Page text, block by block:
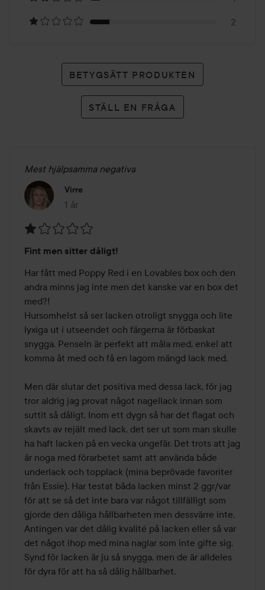
betyg
2
BETYGSÄTT PRODUKTEN
STÄLL EN FRÅGA
Mest hjälpsamma negativa
Virre
1 år
Inlägget skapades 1 år
1
av
5
Fint men sitter dåligt!
Har fått med Poppy Red i en Lovables box och den
andra minns jag inte men det kanske var en box det
med?!
Hursomhelst så ser lacken otroligt snygga och lite
lyxiga ut i utseendet och färgerna är förbaskat
snygga. Penseln är perfekt att måla med, enkel att
komma åt med och få en lagom mängd lack med.
Men där slutar det positiva med dessa lack, för jag
tror aldrig jag provat något nagellack innan som
suttit så dåligt. Inom ett dygn så har det flagat och
skavts av rejält med lack, det ser ut som man skulle
ha haft lacken på en vecka ungefär. Det trots att jag
är noga med förarbetet samt att använda både
underlack och topplack (mina beprövade favoriter
från Essie). Har testat båda lacken minst 2 ggr/var
för att se så det inte bara var något tillfälligt som
gjorde den dåliga hållbarheten men dessvärre inte.
Antingen var det dålig kvalité på lacken eller så var
det något ihop med mina naglar som inte gifte sig.
Synd för lacken är ju så snygga, men de är alldeles
för dyra för att ha så dålig hållbarhet.